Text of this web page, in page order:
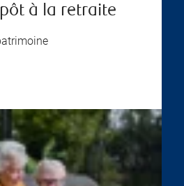
à la retraite